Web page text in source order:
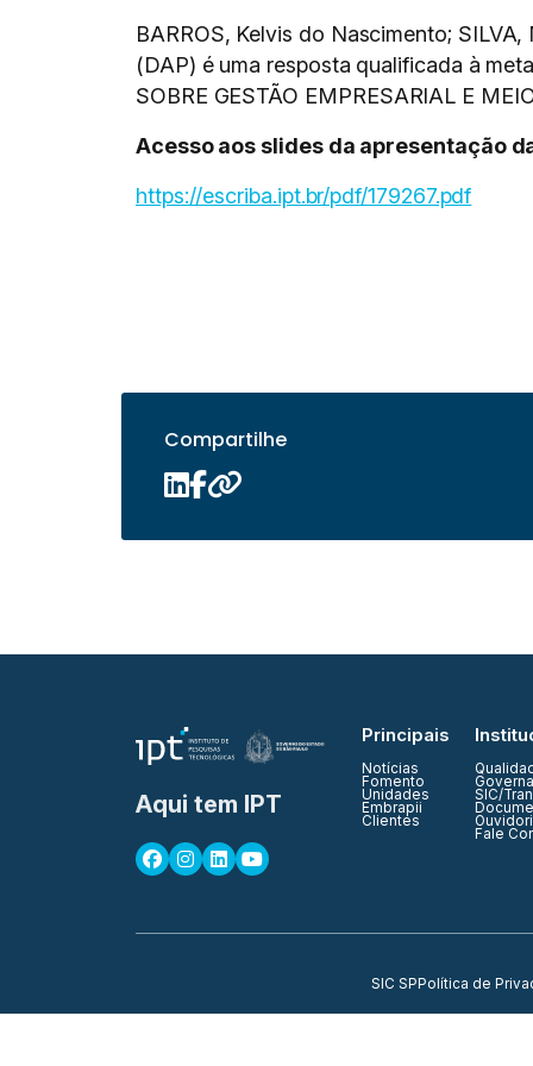
BARROS, Kelvis do Nascimento;
(DAP) é uma resposta qualificada à
SOBRE GESTÃO EMPRESARIAL E
Acesso aos slides da apresentação
https://escriba.ipt.br/pdf/179267.pdf
Compartilhe
Aqui tem IPT
Principais
Notícias
Fomento
Unidades
Embrapii
Clientes
SIC/
Fale
SIC SPPolítica de